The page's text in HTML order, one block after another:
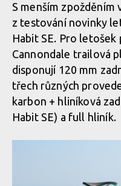
S menším zpožděním
z testování novinky
Habit SE. Pro
Cannondale trailová
disponují 120 mm
třech různých
karbon + hliníková
Habit SE) a full hliník.